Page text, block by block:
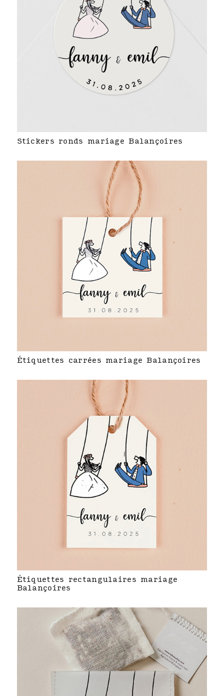
Stickers ronds mariage Balançoires
Étiquettes carrées mariage Balançoires
Étiquettes rectangulaires mariage
Balançoires